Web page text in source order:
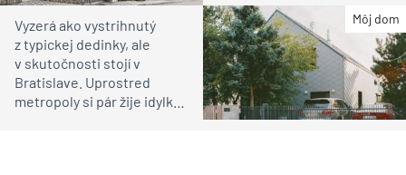
čakali
Môj dom
Vyzerá ako vystrihnutý
z typickej dedinky, ale
v skutočnosti stojí v
Bratislave. Uprostred
metropoly si pár žije idylku